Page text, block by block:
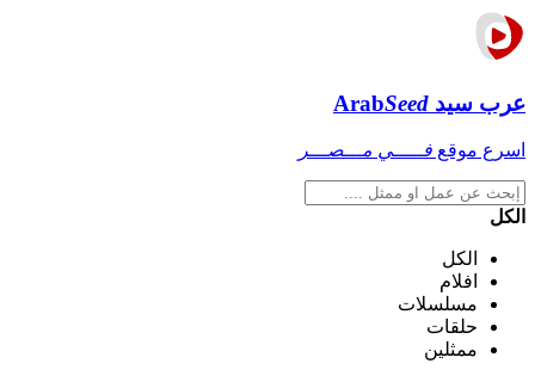
عرب سيد ArabSeed
اسرع موقع فـــــي مـــصـــر
الكل
الكل
افلام
مسلسلات
حلقات
ممثلين